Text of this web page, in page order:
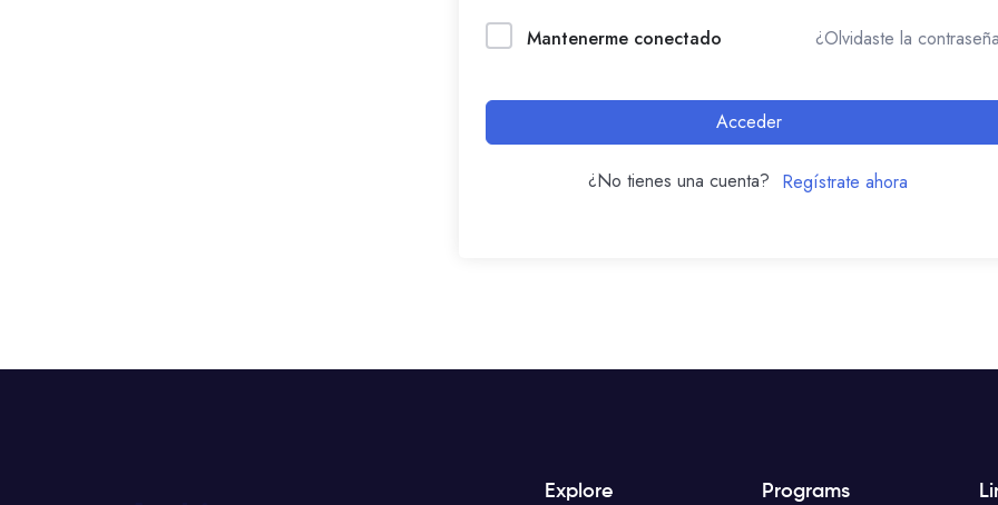
Mantenerme conectado ¿Olvidaste la
Acceder
¿No tienes una cuenta? Regístrate ahora
Explore Programs